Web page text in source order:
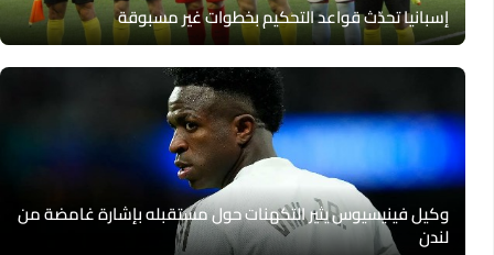
إسبانيا تحدّث قواعد التحكيم بخطوات غير مسبوقة
وكيل فينيسيوس يثير التكهنات حول مستقبله بإشارة غامضة من
لندن